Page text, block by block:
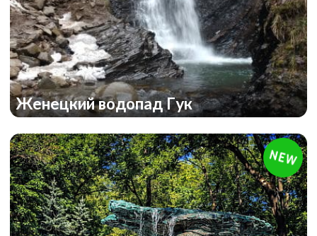
Женецкий водопад Гук